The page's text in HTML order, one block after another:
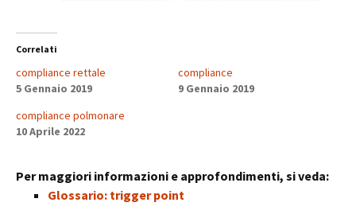
Correlati
compliance rettale
5 Gennaio 2019
compliance
9 Gennaio 2019
compliance polmonare
10 Aprile 2022
Per maggiori informazioni e approfondimenti, si veda:
Glossario: trigger point